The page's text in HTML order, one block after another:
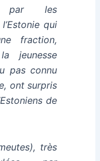
par les
qui
fraction,
jeunesse
pas connu
ont surpris
de
très